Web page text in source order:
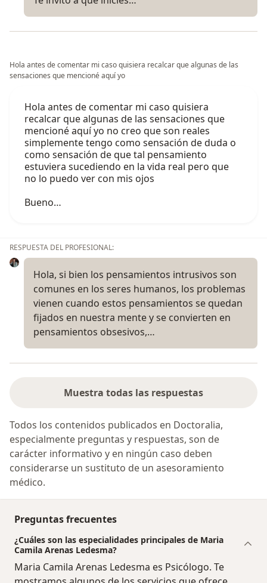
Hola antes de comentar mi caso quisiera recalcar que algunas de las
sensaciones que mencioné aquí yo
Hola antes de comentar mi caso quisiera
recalcar que algunas de las sensaciones que
mencioné aquí yo no creo que son reales
simplemente tengo como sensación de duda o
como sensación de que tal pensamiento
estuviera sucediendo en la vida real pero que
no lo puedo ver con mis ojos
Bueno…
RESPUESTA DEL PROFESIONAL:
Hola, si bien los pensamientos intrusivos son
comunes en los seres humanos, los problemas
vienen cuando estos pensamientos se quedan
fijados en nuestra mente y se convierten en
pensamientos obsesivos,…
Muestra todas las respuestas
Todos los contenidos publicados en Doctoralia,
especialmente preguntas y respuestas, son de
carácter informativo y en ningún caso deben
considerarse un sustituto de un asesoramiento
médico.
Preguntas frecuentes
¿Cuáles son las especialidades principales de Maria
Camila Arenas Ledesma?
Maria Camila Arenas Ledesma es Psicólogo. Te